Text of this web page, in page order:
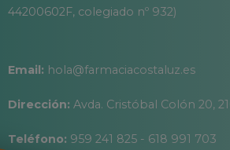
44200602F, colegiado nº 932)
Email: hola@farmaciacostaluz.es
Dirección: Avda. Cristóbal Colón 20,
Teléfono: 959 241 825 - 618 991 703